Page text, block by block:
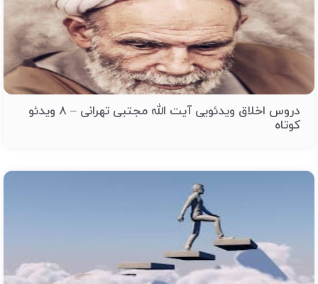
دروس اخلاق ویدئویی آیت الله مجتبی تهرانی – 8 ویدئو
کوتاه